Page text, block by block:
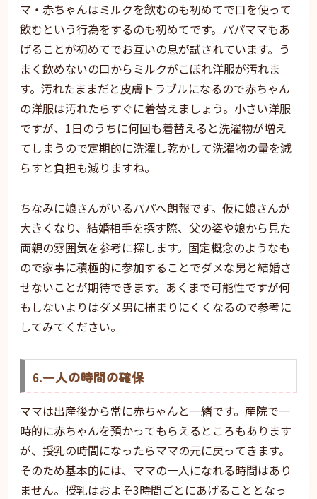
マ・赤ちゃんはミルクを飲むのも初めてで口を使って
飲むという行為をするのも初めてです。パパママもあ
げることが初めてでお互いの息が試されています。う
まく飲めないの口からミルクがこぼれ洋服が汚れま
す。汚れたままだと皮膚トラブルになるので赤ちゃん
の洋服は汚れたらすぐに着替えましょう。小さい洋服
ですが、1日のうちに何回も着替えると洗濯物が増え
てしまうので定期的に洗濯し乾かして洗濯物の量を減
らすと負担も減りますね。
ちなみに娘さんがいるパパへ朗報です。仮に娘さんが
大きくなり、結婚相手を探す際、父の姿や娘から見た
両親の雰囲気を参考に探します。固定概念のようなも
ので家事に積極的に参加することでダメな男と結婚さ
せないことが期待できます。あくまで可能性ですが何
もしないよりはダメ男に捕まりにくくなるので参考に
してみてください。
6.一人の時間の確保
ママは出産後から常に赤ちゃんと一緒です。産院で一
時的に赤ちゃんを預かってもらえるところもあります
が、授乳の時間になったらママの元に戻ってきます。
そのため基本的には、ママの一人になれる時間はあり
ません。授乳はおよそ3時間ごとにあげることとなっ